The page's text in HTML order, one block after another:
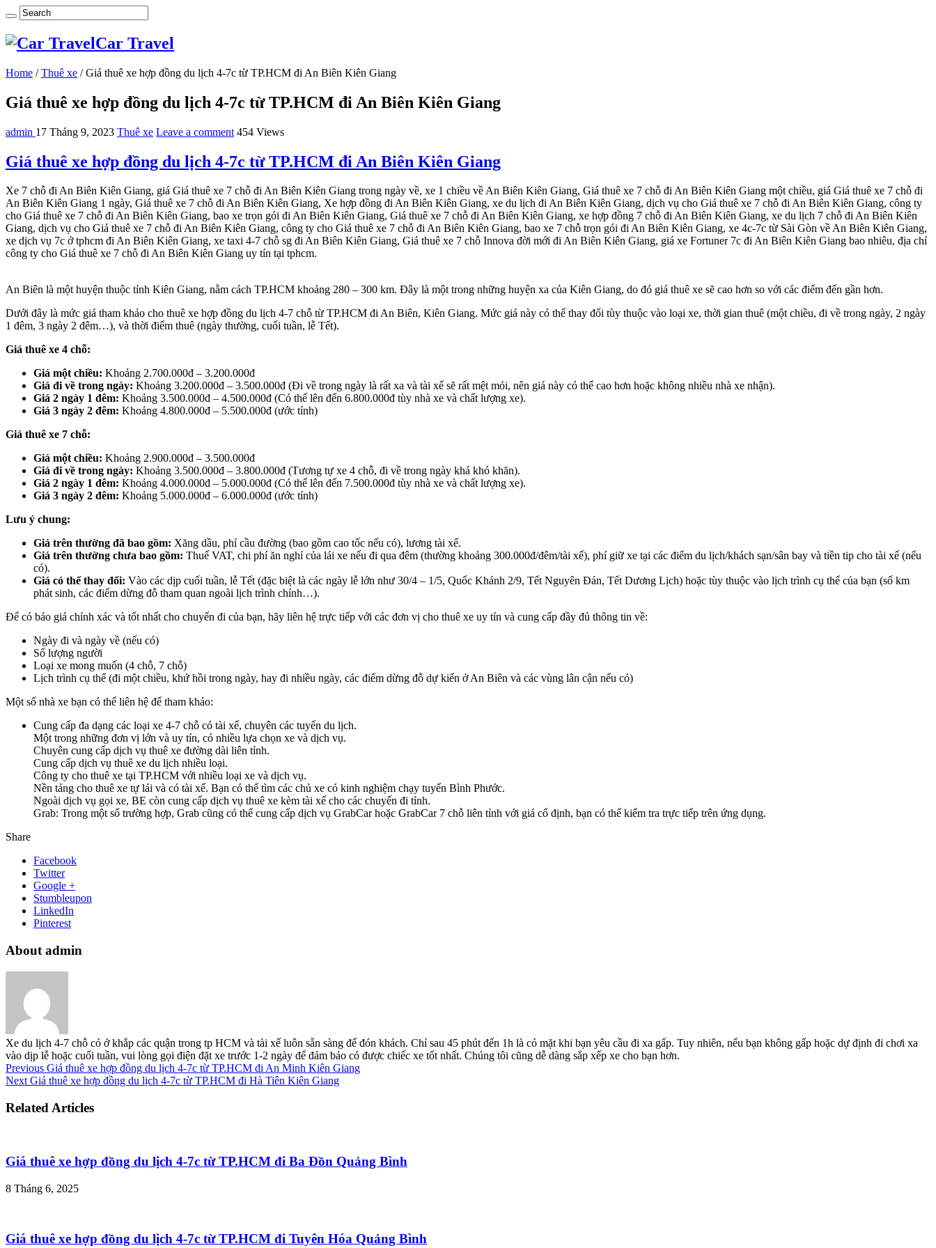
Car Travel
Home / Thuê xe / Giá thuê xe hợp đồng du lịch 4-7c từ TP.HCM đi An Biên Kiên Giang
Giá thuê xe hợp đồng du lịch 4-7c từ TP.HCM đi An Biên Kiên Giang
admin 17 Tháng 9, 2023 Thuê xe Leave a comment 454 Views
Giá thuê xe hợp đồng du lịch 4-7c từ TP.HCM đi An Biên Kiên Giang
Xe 7 chỗ đi An Biên Kiên Giang, giá Giá thuê xe 7 chỗ đi An Biên Kiên Giang trong ngày về, xe 1 chiều về An Biên Kiên Giang, Giá thuê xe 7 chỗ đi An Biên Kiên Giang một chiều, giá Giá thuê xe 7 chỗ đi
An Biên Kiên Giang 1 ngày, Giá thuê xe 7 chỗ đi An Biên Kiên Giang, Xe hợp đồng đi An Biên Kiên Giang, xe du lịch đi An Biên Kiên Giang, dịch vụ cho Giá thuê xe 7 chỗ đi An Biên Kiên Giang, công ty
cho Giá thuê xe 7 chỗ đi An Biên Kiên Giang, bao xe trọn gói đi An Biên Kiên Giang, Giá thuê xe 7 chỗ đi An Biên Kiên Giang, xe hợp đồng 7 chỗ đi An Biên Kiên Giang, xe du lịch 7 chỗ đi An Biên Kiên
Giang, dịch vụ cho Giá thuê xe 7 chỗ đi An Biên Kiên Giang, công ty cho Giá thuê xe 7 chỗ đi An Biên Kiên Giang, bao xe 7 chỗ trọn gói đi An Biên Kiên Giang, xe 4c-7c từ Sài Gòn về An Biên Kiên Giang,
xe dịch vụ 7c ở tphcm đi An Biên Kiên Giang, xe taxi 4-7 chỗ sg đi An Biên Kiên Giang, Giá thuê xe 7 chỗ Innova đời mới đi An Biên Kiên Giang, giá xe Fortuner 7c đi An Biên Kiên Giang bao nhiêu, địa chỉ
công ty cho Giá thuê xe 7 chỗ đi An Biên Kiên Giang uy tín tại tphcm.
An Biên là một huyện thuộc tỉnh Kiên Giang, nằm cách TP.HCM khoảng 280 – 300 km. Đây là một trong những huyện xa của Kiên Giang, do đó giá thuê xe sẽ cao hơn so với các điểm đến gần hơn.
Dưới đây là mức giá tham khảo cho thuê xe hợp đồng du lịch 4-7 chỗ từ TP.HCM đi An Biên, Kiên Giang. Mức giá này có thể thay đổi tùy thuộc vào loại xe, thời gian thuê (một chiều, đi về trong ngày, 2 ngày
1 đêm, 3 ngày 2 đêm…), và thời điểm thuê (ngày thường, cuối tuần, lễ Tết).
Giá thuê xe 4 chỗ:
Giá một chiều: Khoảng 2.700.000đ – 3.200.000đ
Giá đi về trong ngày: Khoảng 3.200.000đ – 3.500.000đ (Đi về trong ngày là rất xa và tài xế sẽ rất mệt mỏi, nên giá này có thể cao hơn hoặc không nhiều nhà xe nhận).
Giá 2 ngày 1 đêm: Khoảng 3.500.000đ – 4.500.000đ (Có thể lên đến 6.800.000đ tùy nhà xe và chất lượng xe).
Giá 3 ngày 2 đêm: Khoảng 4.800.000đ – 5.500.000đ (ước tính)
Giá thuê xe 7 chỗ:
Giá một chiều: Khoảng 2.900.000đ – 3.500.000đ
Giá đi về trong ngày: Khoảng 3.500.000đ – 3.800.000đ (Tương tự xe 4 chỗ, đi về trong ngày khá khó khăn).
Giá 2 ngày 1 đêm: Khoảng 4.000.000đ – 5.000.000đ (Có thể lên đến 7.500.000đ tùy nhà xe và chất lượng xe).
Giá 3 ngày 2 đêm: Khoảng 5.000.000đ – 6.000.000đ (ước tính)
Lưu ý chung:
Giá trên thường đã bao gồm: Xăng dầu, phí cầu đường (bao gồm cao tốc nếu có), lương tài xế.
Giá trên thường chưa bao gồm: Thuế VAT, chi phí ăn nghỉ của lái xe nếu đi qua đêm (thường khoảng 300.000đ/đêm/tài xế), phí giữ xe tại các điểm du lịch/khách sạn/sân bay và tiền tip cho tài xế (nếu
có).
Giá có thể thay đổi: Vào các dịp cuối tuần, lễ Tết (đặc biệt là các ngày lễ lớn như 30/4 – 1/5, Quốc Khánh 2/9, Tết Nguyên Đán, Tết Dương Lịch) hoặc tùy thuộc vào lịch trình cụ thể của bạn (số km
phát sinh, các điểm dừng đỗ tham quan ngoài lịch trình chính…).
Để có báo giá chính xác và tốt nhất cho chuyến đi của bạn, hãy liên hệ trực tiếp với các đơn vị cho thuê xe uy tín và cung cấp đầy đủ thông tin về:
Ngày đi và ngày về (nếu có)
Số lượng người
Loại xe mong muốn (4 chỗ, 7 chỗ)
Lịch trình cụ thể (đi một chiều, khứ hồi trong ngày, hay đi nhiều ngày, các điểm dừng đỗ dự kiến ở An Biên và các vùng lân cận nếu có)
Một số nhà xe bạn có thể liên hệ để tham khảo:
Cung cấp đa dạng các loại xe 4-7 chỗ có tài xế, chuyên các tuyến du lịch.
Một trong những đơn vị lớn và uy tín, có nhiều lựa chọn xe và dịch vụ.
Chuyên cung cấp dịch vụ thuê xe đường dài liên tỉnh.
Cung cấp dịch vụ thuê xe du lịch nhiều loại.
Công ty cho thuê xe tại TP.HCM với nhiều loại xe và dịch vụ.
Nền tảng cho thuê xe tự lái và có tài xế. Bạn có thể tìm các chủ xe có kinh nghiệm chạy tuyến Bình Phước.
Ngoài dịch vụ gọi xe, BE còn cung cấp dịch vụ thuê xe kèm tài xế cho các chuyến đi tỉnh.
Grab: Trong một số trường hợp, Grab cũng có thể cung cấp dịch vụ GrabCar hoặc GrabCar 7 chỗ liên tỉnh với giá cố định, bạn có thể kiểm tra trực tiếp trên ứng dụng.
Share
Facebook
Twitter
Google +
Stumbleupon
LinkedIn
Pinterest
About admin
Xe du lịch 4-7 chỗ có ở khắp các quận trong tp HCM và tài xế luôn sẵn sàng để đón khách. Chỉ sau 45 phút đến 1h là có mặt khi bạn yêu cầu đi xa gấp. Tuy nhiên, nếu bạn không gấp hoặc dự định đi chơi xa
vào dịp lễ hoặc cuối tuần, vui lòng gọi điện đặt xe trước 1-2 ngày để đảm bảo có được chiếc xe tốt nhất. Chúng tôi cũng dễ dàng sắp xếp xe cho bạn hơn.
Previous Giá thuê xe hợp đồng du lịch 4-7c từ TP.HCM đi An Minh Kiên Giang
Next Giá thuê xe hợp đồng du lịch 4-7c từ TP.HCM đi Hà Tiên Kiên Giang
Related Articles
Giá thuê xe hợp đồng du lịch 4-7c từ TP.HCM đi Ba Đồn Quảng Bình
8 Tháng 6, 2025
Giá thuê xe hợp đồng du lịch 4-7c từ TP.HCM đi Tuyên Hóa Quảng Bình